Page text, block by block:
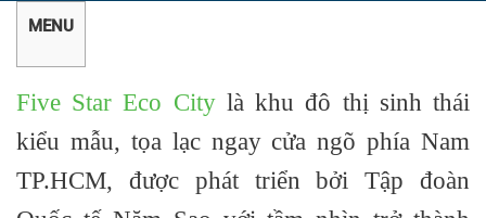
MENU
Five Star Eco Citylà khu đô thị sinh thái
kiểu mẫu, tọa lạc ngay cửa ngõ phía Nam
TP.HCM, được phát triển bởiTập đoàn